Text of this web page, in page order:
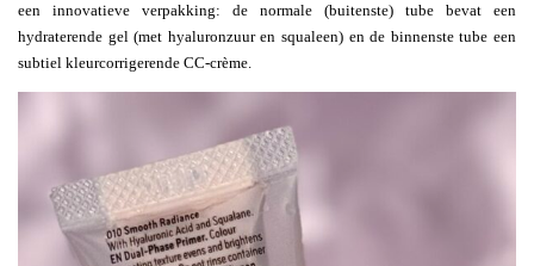
een innovatieve verpakking: de normale (buitenste) tube bevat een
hydraterende gel (met hyaluronzuur en squaleen) en de binnenste tube een
subtiel kleurcorrigerende CC-crème.